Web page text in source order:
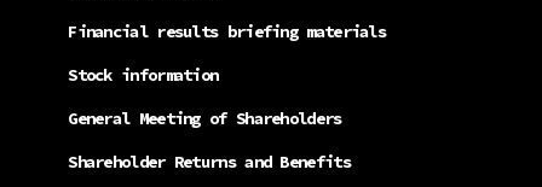
Financial results briefing materials
Stock information
General Meeting of Shareholders
Shareholder Returns and Benefits